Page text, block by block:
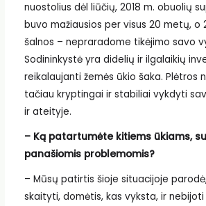
nuostolius dėl liūčių, 2018 m. obuolių
buvo mažiausios per visus 20 metų, o
šalnos – nepraradome tikėjimo savo
Sodininkystė yra didelių ir ilgalaikių
reikalaujanti žemės ūkio šaka. Plėtros
tačiau kryptingai ir stabiliai vykdyti
ir ateityje.
– Ką patartumėte kitiems ūkiams,
panašiomis problemomis?
– Mūsų patirtis šioje situacijoje
skaityti, domėtis, kas vyksta, ir